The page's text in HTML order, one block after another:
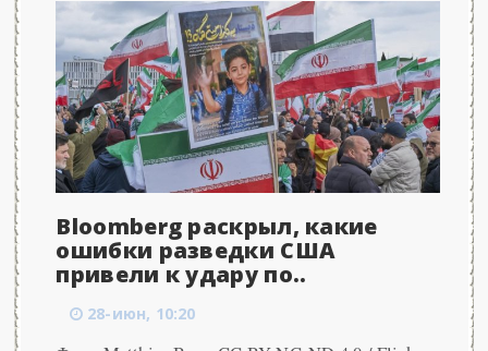
Bloomberg раскрыл, какие
ошибки разведки США
привели к удару по..
28-июн, 10:20